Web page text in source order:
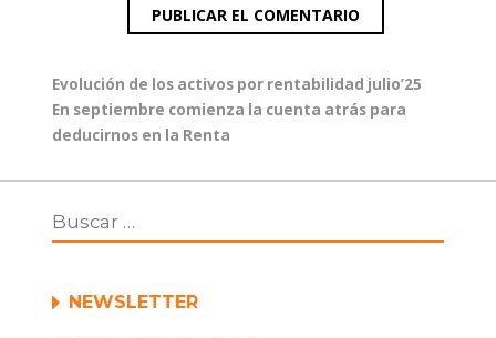
Navegación
de
entradas
Entrada
anterior:
Evolución de los activos por rentabilidad julio’25
Entrada
siguiente:
En septiembre comienza la cuenta atrás para
deducirnos en la Renta
NEWSLETTER